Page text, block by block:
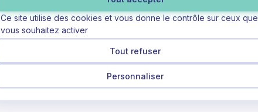
Ce site utilise des cookies et vous donne le contrôle sur ceux que
vous souhaitez activer
Tout refuser
Personnaliser